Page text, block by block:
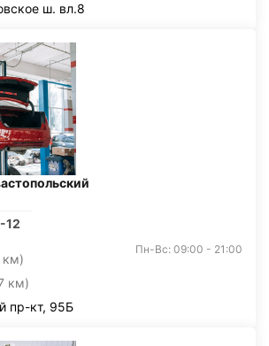
ш. вл.8
12
км)
км)
Пн-Вс: 09:00 - 21:00
пр-кт, 95Б